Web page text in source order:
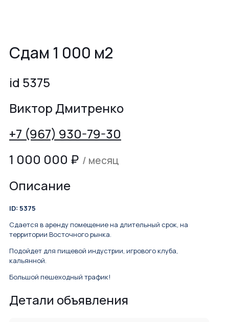
Сдам 1 000 м2
id 5375
Виктор Дмитренко
+7 (967) 930-79-30
1 000 000 ₽ / месяц
Описание
ID: 5375
Сдается в аренду помещение на длительный срок, на
территории Восточного рынка.
Подойдет для пищевой индустрии, игрового клуба,
кальянной.
Большой пешеходный трафик!
Детали объявления